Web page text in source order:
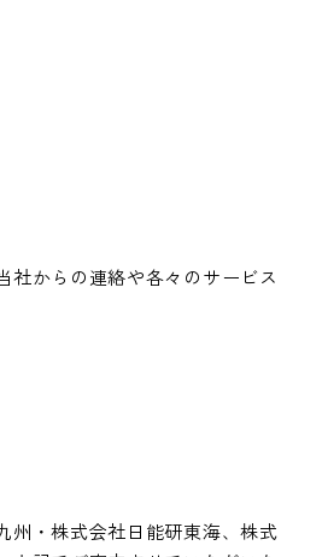
社からの連絡や各々のサービス
州・株式会社日能研東海、株式